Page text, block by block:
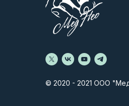
© 2020 - 2021 ООО